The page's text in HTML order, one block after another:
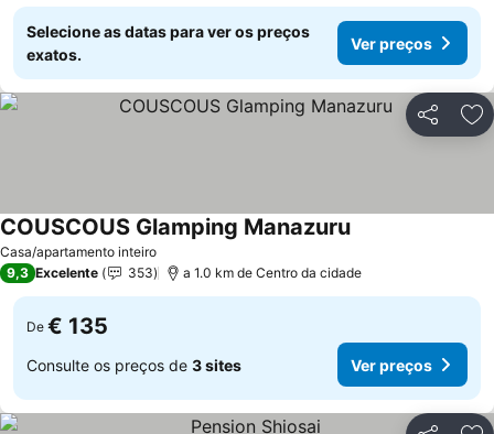
Selecione as datas para ver os preços
exatos.
Ver preços
Partilhar
Casa/apartamento inteiro
COUSCOUS Glamping ManazuruVer preços
9,3 Excelente 353 a 1.0 km de Centro da cidade
De € 135
Consulte os preços de 3 sites Ver preços